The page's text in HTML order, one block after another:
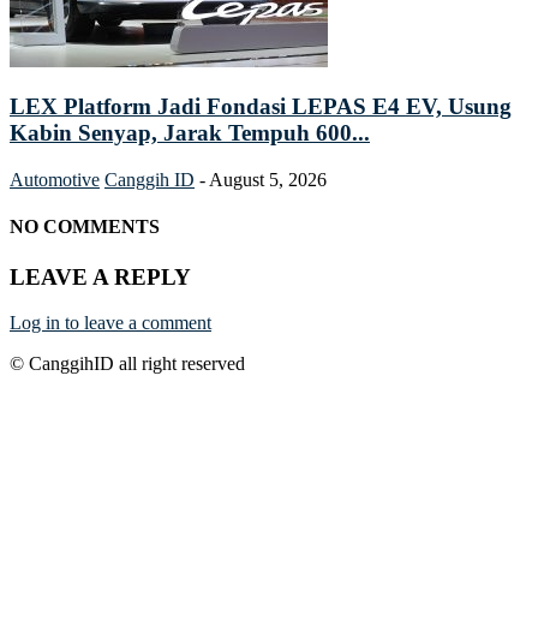
LEX Platform Jadi Fondasi LEPAS E4 EV, Usung
Kabin Senyap, Jarak Tempuh 600...
Automotive Canggih ID - August 5, 2026
NO COMMENTS
LEAVE A REPLY
Log in to leave a comment
© CanggihID all right reserved